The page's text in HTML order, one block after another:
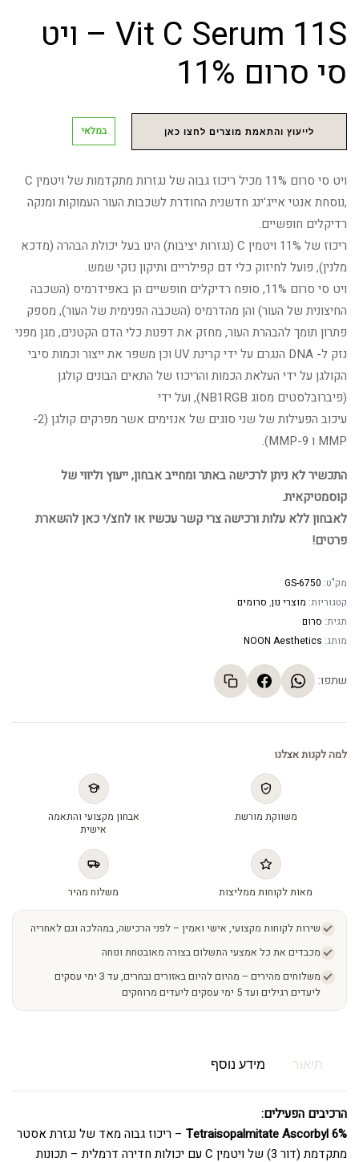
Vit C Serum 11S – ויט
סי סרום 11%
לייעוץ והתאמת מוצרים לחצו כאן במלאי
ויט סי סרום 11% מכיל ריכוז גבוה של נגזרות מתקדמות של ויטמין C
,נוסחת אנטי אייג'ינג חדשנית החודרת לשכבות העור העמוקות ומנקה
רדיקלים חופשיים.
ריכוז של 11% ויטמין C (נגזרות יציבות) הינו בעל יכולת הבהרה (מדכא
מלנין), פועל לחיזוק כלי דם קפילריים ותיקון נזקי שמש.
ויט סי סרום 11%, סופח רדיקלים חופשיים הן באפידרמיס (השכבה
החיצונית של העור) והן מהדרמיס (השכבה הפנימית של העור), מספק
פתרון תומך להבהרת העור, מחזק את דפנות כלי הדם הקטנים, מגן מפני
נזק ל- DNA הנגרם על ידי קרינת UV וכן משפר את ייצור וכמות סיבי
הקולגן על ידי העלאת הכמות והריכוז של התאים הבונים קולגן
(פיברובלסטים מסוג NB1RGB), ועל ידי
עיכוב הפעילות של שני סוגים של אנזימים אשר מפרקים קולגן (2-
MMP ו 9-MMP).
התכשיר לא ניתן לרכישה באתר ומחייב אבחון, ייעוץ וליווי של
קוסמטיקאית.
לאבחון ללא עלות ורכישה צרי קשר עכשיו או לחצ/י כאן להשארת
פרטים!
מק"ט: GS-6750
קטגוריות: מוצרי נון, סרומים
תגית: סרום
מותג: NOON Aesthetics
שתפו:
למה לקנות אצלנו
משווקת מורשת
אבחון מקצועי והתאמה
אישית
מאות לקוחות ממליצות משלוח מהיר
שירות לקוחות מקצועי, אישי ואמין – לפני הרכישה, במהלכה וגם לאחריה
מכבדים את כל אמצעי התשלום בצורה מאובטחת ונוחה
משלוחים מהירים – מהיום להיום באזורים נבחרים, עד 3 ימי עסקים
ליעדים רגילים ועד 5 ימי עסקים ליעדים מרוחקים
תיאור מידע נוסף
הרכיבים הפעילים:
6% Tetraisopalmitate Ascorbyl
– ריכוז גבוה מאד של נגזרת אסטר
מתקדמת (דור 3) של ויטמין C עם יכולות חדירה דרמלית – תכונות